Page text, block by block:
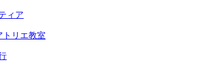
ィア
リエ教室